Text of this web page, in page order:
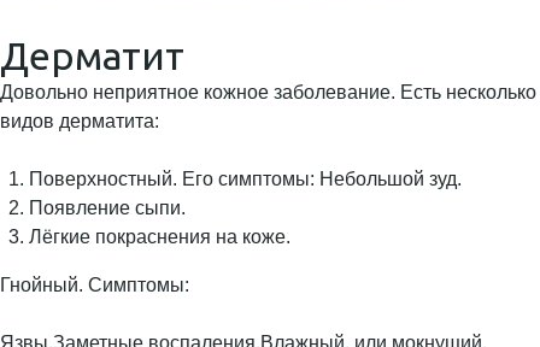
Дерматит
Довольно неприятное кожное заболевание. Есть несколько
видов дерматита:
Поверхностный. Его симптомы: Небольшой зуд.
Появление сыпи.
Лёгкие покраснения на коже.
Гнойный. Симптомы:
Язвы.Заметные воспаления.Влажный, или мокнущий.